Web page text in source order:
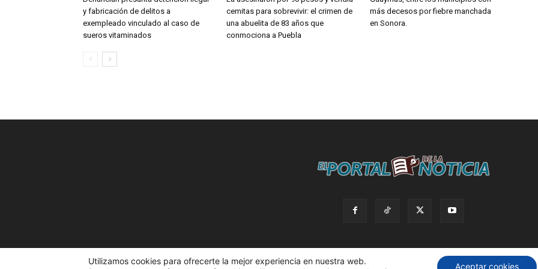
y fabricación de delitos a
exempleado vinculado al caso de
sueros vitaminados
cemitas para sobrevivir: el crimen de
una abuelita de 83 años que
conmociona a Puebla
más decesos por fiebre manchada
en Sonora.
Utilizamos cookies para ofrecerte la mejor experiencia en nuestra web.
Aceptar cookies